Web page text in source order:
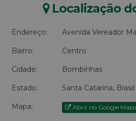
Localização
Endereço: Avenida Vereador
Bairro: Centro
Cidade: Bombinhas
Estado: Santa Catarina, Brasil
Mapa: Abrir no Google Maps